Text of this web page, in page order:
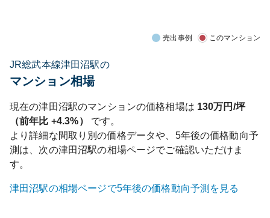
売出事例 このマンション
JR総武本線津田沼駅の
マンション相場
現在の津田沼駅のマンションの価格相場は 130万円/坪
（前年比 +4.3%）
です。
より詳細な間取り別の価格データや、5年後の価格動向予
測は、次の津田沼駅の相場ページでご確認いただけま
す。
津田沼駅の相場ページで5年後の価格動向予測を見る